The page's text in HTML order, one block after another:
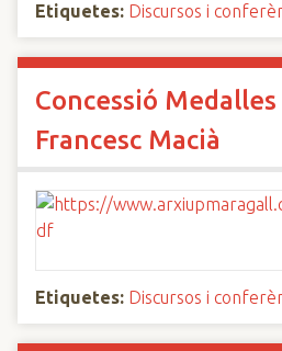
Etiquetes: Discursos i
Concessió
Francesc Macià
Etiquetes: Discursos i